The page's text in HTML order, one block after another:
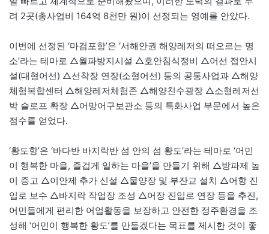
려 2곳(총사업비 164억 8천만 원)이 선정되는 영예를 안았다.
이번에 선정된 ‘마검포항’은 ‘서해안권 해양레저의 떠오르는 명
소’라는 테마로 △월파방지시설 △호안침식정비 △어선 접안시
설(대형어선) △선착장 연장(소형어선) 등의 공통사업과 △해양
체험복합센터 △해양레저체험존 △해양친수광장 △소형레저선
박 슬로프 확장 △어망어구보관소 등의 특화사업 부문에서 높은
점수를 얻었다.
‘황도항’은 ‘바다반 바지락반 섬 안의 섬 황도’라는 테마로 ‘어민
이 행복한 마을, 즐겁게 일하는 마을’을 만들기 위해 △방파제 높
이 증고 △이안제 추가 신설 △물양장 및 부잔교 설치 △어항 진
입로 보수 △바지락 작업장 조성 △어장 진입로 연장 등을 추진,
어민들에게 편리한 어업활동을 보장하고 안전한 정주환경을 조
성해 ‘어민이 행복한 황도’를 만들겠다는 목표를 제시한 것이 좋